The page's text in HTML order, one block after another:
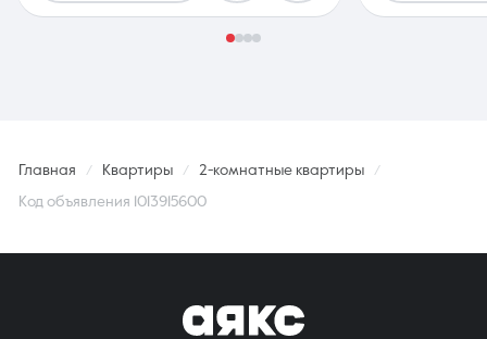
Главная Квартиры 2-комнатные квартиры
Код объявления 1013915600